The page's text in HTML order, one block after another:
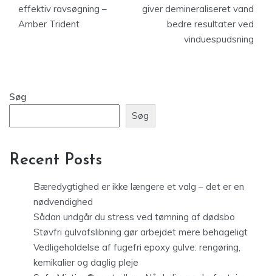
effektiv ravsøgning –
Amber Trident
giver demineraliseret vand
bedre resultater ved
vinduespudsning
Søg
Søg
Recent Posts
Bæredygtighed er ikke længere et valg – det er en
nødvendighed
Sådan undgår du stress ved tømning af dødsbo
Støvfri gulvafslibning gør arbejdet mere behageligt
Vedligeholdelse af fugefri epoxy gulve: rengøring,
kemikalier og daglig pleje